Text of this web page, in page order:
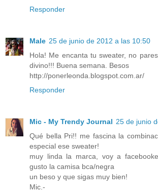
Responder
Male 25 de junio de 2012 a las 10:50
Hola! Me encanta tu sweater, no
divino!!! Buena semana. Besos
http://ponerleonda.blogspot.com.ar/
Responder
Mic - My Trendy Journal 25 de junio
Qué bella Pri!! me fascina la
especial ese sweater!
muy linda la marca, voy a
gusto la camisa bca/negra
un beso y que sigas muy bien!
Mic.-